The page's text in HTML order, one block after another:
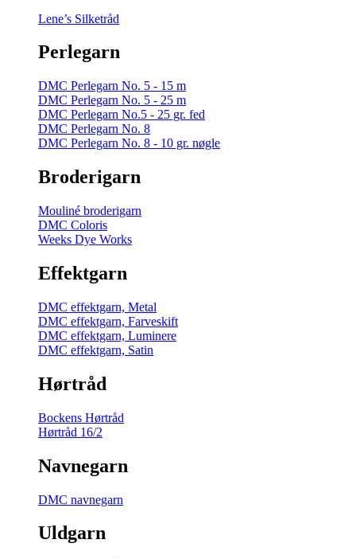
Lene’s Silketråd
Perlegarn
DMC Perlegarn No. 5 - 15 m
DMC Perlegarn No. 5 - 25 m
DMC Perlegarn No.5 - 25 gr. fed
DMC Perlegarn No. 8
DMC Perlegarn No. 8 - 10 gr. nøgle
Broderigarn
Mouliné broderigarn
DMC Coloris
Weeks Dye Works
Effektgarn
DMC effektgarn, Metal
DMC effektgarn, Farveskift
DMC effektgarn, Luminere
DMC effektgarn, Satin
Hørtråd
Bockens Hørtråd
Hørtråd 16/2
Navnegarn
DMC navnegarn
Uldgarn